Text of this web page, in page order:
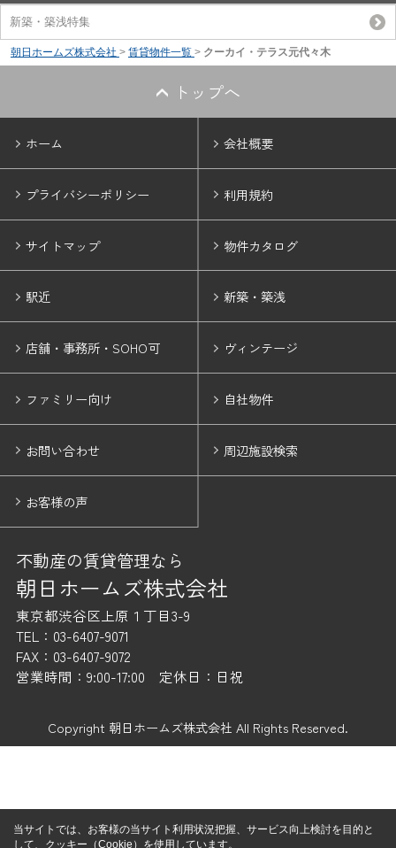
新築・築浅特集
朝日ホームズ株式会社 > 賃貸物件一覧 > クーカイ・テラス元代々木
トップへ
ホーム 会社概要
プライバシーポリシー 利用規約
サイトマップ 物件カタログ
駅近 新築・築浅
店舗・事務所・SOHO可 ヴィンテージ
ファミリー向け 自社物件
お問い合わせ 周辺施設検索
お客様の声
不動産の賃貸管理なら
朝日ホームズ株式会社
東京都渋谷区上原１丁目3-9
TEL：03-6407-9071
FAX：03-6407-9072
営業時間：9:00-17:00 定休日：日祝
Copyright 朝日ホームズ株式会社 All Rights Reserved.
当サイトでは、お客様の当サイト利用状況把握、サービス向上検討を目的と
して、クッキー（Cookie）を使用しています。